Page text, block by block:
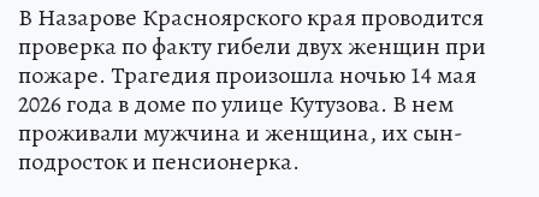
В Назарове Красноярского края проводится
проверка по факту гибели двух женщин при
пожаре. Трагедия произошла ночью 14 мая
2026 года в доме по улице Кутузова. В нем
проживали мужчина и женщина, их сын-
подросток и пенсионерка.